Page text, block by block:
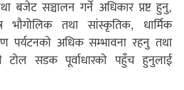
बजेट सञ्चालन गर्ने अधिकार प्रष्ट हुनु,
भौगोलिक तथा सांस्कृतिक, धार्मिक
पर्यटनको अधिक सम्भावना रहनु तथा
सडक पूर्वाधारको पहुँच हुनुलाई